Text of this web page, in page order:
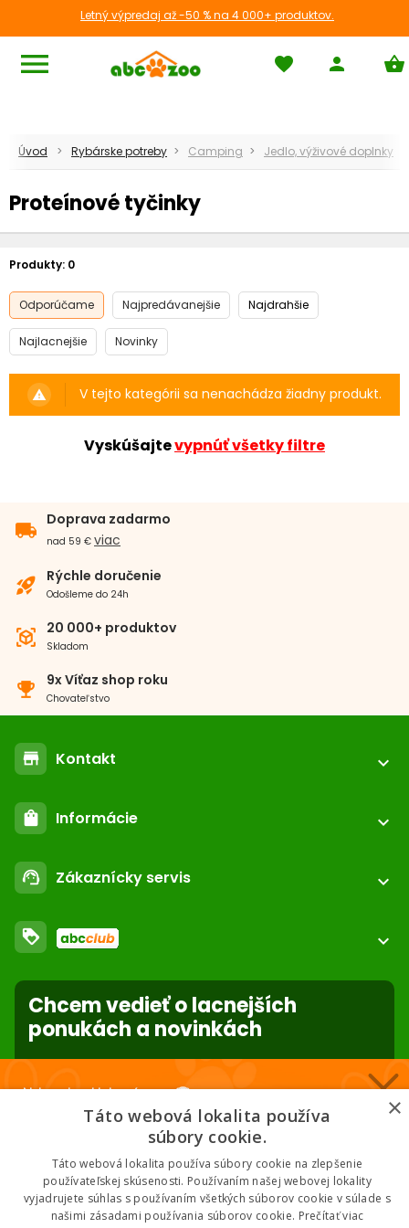
Letný výpredaj až -50 % na 4 000+ produktov.
menu favorite person shopping_basket
Úvod Rybárske potreby Camping Jedlo, výživové doplnky
Proteínové tyčinky
Produkty: 0
Odporúčame Najpredávanejšie Najdrahšie
Najlacnejšie Novinky
warning V tejto kategórii sa nenachádza žiadny produkt.
Vyskúšajtevypnúť všetky filtre
local_shipping
Doprava zadarmo
nad 59 € viac
rocket_launch Rýchle doručenie
Odošleme do 24h
view_in_ar 20 000+ produktov
Skladom
emoji_events 9x Víťaz shop roku
Chovateľstvo
store Kontakt
expand_more
location_on
Nižné Kapustníky 2 040 12 Košice - Nad jazerom
email podpora@abc-zoo.sk
shopping_bag Informácie expand_more
Registrácia / login
Kontakt
O nás
Nastavenia súborov cookie
support_agent Zákaznícky servis expand_more
Obchodné podmienky
Dodacie podmienky
Reklamácie
Ochrana osobných údajov
Odstúpenie od zmluvy- online
loyalty expand_more
Použite body a nakupujte lacnejšie!
Viac info
Chcem vedieť o lacnejších
ponukách a novinkách
forward_to_inbox
* Zadaním e-mailu súhlasíte so spracovaním osobných údajov na účely
mailing listu abc-zoo
Nakupuj za klubové ceny 🏆
Nižšie ceny na vybrané produkty. 2 % cashback. Členstvo zadarmo.
Chcem klubové ceny
×
Táto webová lokalita používa
súbory cookie.
Táto webová lokalita používa súbory cookie na zlepšenie
používateľskej skúsenosti. Používaním našej webovej lokality
vyjadrujete súhlas s používaním všetkých súborov cookie v súlade s
našimi zásadami používania súborov cookie. Prečítať viac